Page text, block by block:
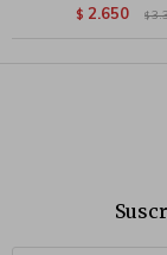
$ 2.650 $